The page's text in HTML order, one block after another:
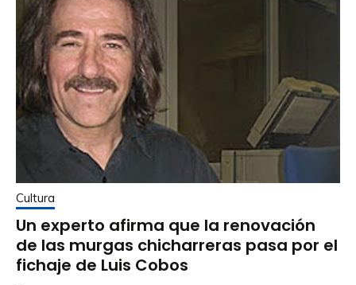
Cultura
Un experto afirma que la renovación
de las murgas chicharreras pasa por el
fichaje de Luis Cobos